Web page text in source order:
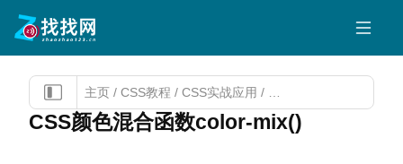
主页 / CSS教程 / CSS实战应用 /
CSS颜色混合函数color-mix()